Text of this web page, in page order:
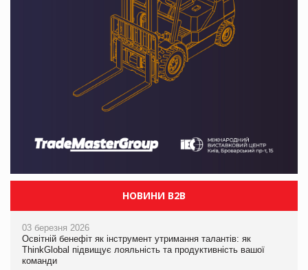
НОВИНИ B2B
03 березня 2026
Освітній бенефіт як інструмент утримання талантів: як
ThinkGlobal підвищує лояльність та продуктивність вашої
команди